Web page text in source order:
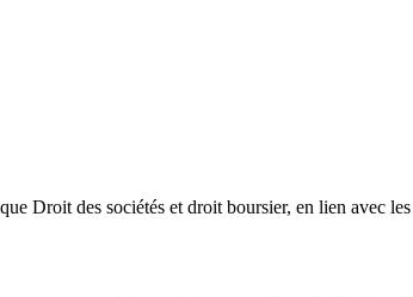
Droit des sociétés et droit boursier, en lien avec